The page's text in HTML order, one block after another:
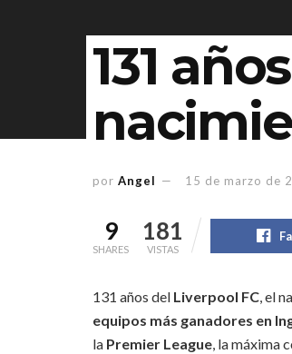
131
por Angel 15 de marzo de
9
SHARES
181
VISTAS
131 años del Liverpool FC, el
equipos más ganadores en
la Premier League, la máxima